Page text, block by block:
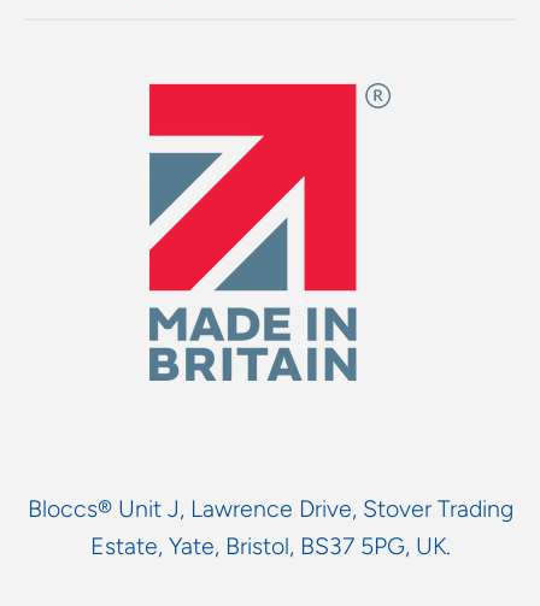
Bloccs® Unit J, Lawrence Drive, Stover Trading
Estate, Yate, Bristol, BS37 5PG, UK.